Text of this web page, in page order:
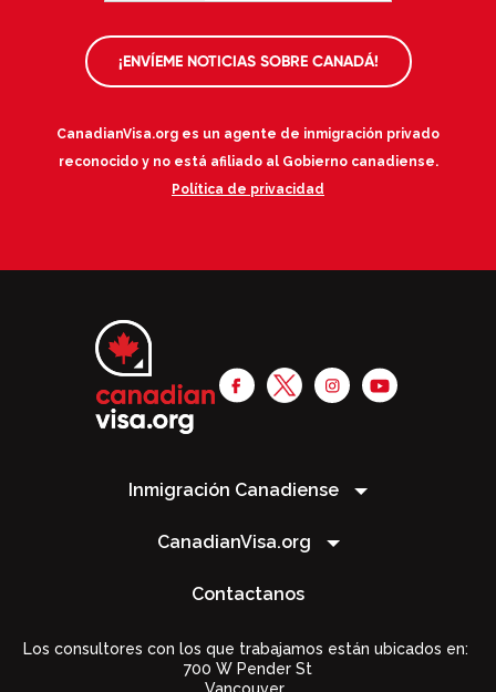
¡ENVÍEME NOTICIAS SOBRE CANADÁ!
CanadianVisa.org es un agente de inmigración privado
reconocido y no está afiliado al Gobierno canadiense.
Política de privacidad
Inmigración Canadiense
CanadianVisa.org
Contactanos
Los consultores con los que trabajamos están ubicados en:
700 W Pender St
Vancouver,